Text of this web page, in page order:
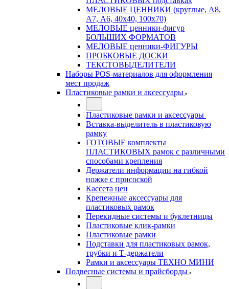
МЕЛОВЫЕ ЦЕННИКИ (круглые, А8,
А7, А6, 40х40, 100х70)
МЕЛОВЫЕ ценники-фигур
БОЛЬШИХ ФОРМАТОВ
МЕЛОВЫЕ ценники-ФИГУРЫ
ПРОБКОВЫЕ ДОСКИ
ТЕКСТОВЫДЕЛИТЕЛИ
Наборы POS-материалов для оформления
мест продаж
Пластиковые рамки и аксессуары
Пластиковые рамки и аксессуары
Вставка-выделитель в пластиковую
рамку
ГОТОВЫЕ комплекты
ПЛАСТИКОВЫХ рамок с различными
способами крепления
Держатели информации на гибкой
ножке с присоской
Кассета цен
Крепежные аксессуары для
пластиковых рамок
Перекидные системы и буклетницы
Пластиковые клик-рамки
Пластиковые рамки
Подставки для пластиковых рамок,
трубки и Т-держатели
Рамки и аксессуары ТЕХНО МИНИ
Подвесные системы и прайсборды